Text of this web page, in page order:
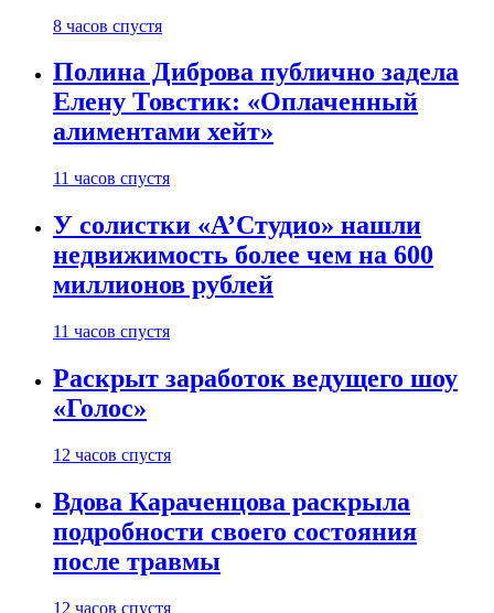
8 часов спустя
Полина Диброва публично задела
Елену Товстик: «Оплаченный
алиментами хейт»
11 часов спустя
У солистки «А’Студио» нашли
недвижимость более чем на 600
миллионов рублей
11 часов спустя
Раскрыт заработок ведущего шоу
«Голос»
12 часов спустя
Вдова Караченцова раскрыла
подробности своего состояния
после травмы
12 часов спустя